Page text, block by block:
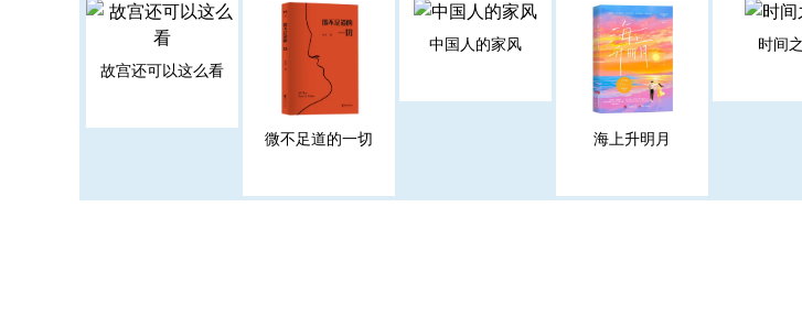
故宫还可以这么看
微不足道的一切
中国人的家风
海上升明月
时间